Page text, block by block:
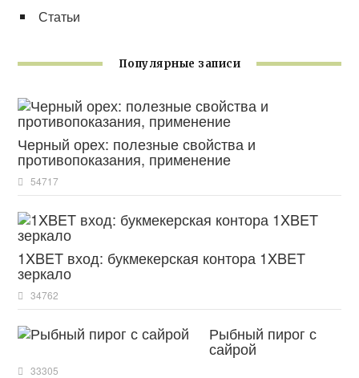
Статьи
Популярные записи
Черный орех: полезные свойства и
противопоказания, применение
54717
1XBET вход: букмекерская контора 1XBET
зеркало
34762
Рыбный пирог с
сайрой
33305